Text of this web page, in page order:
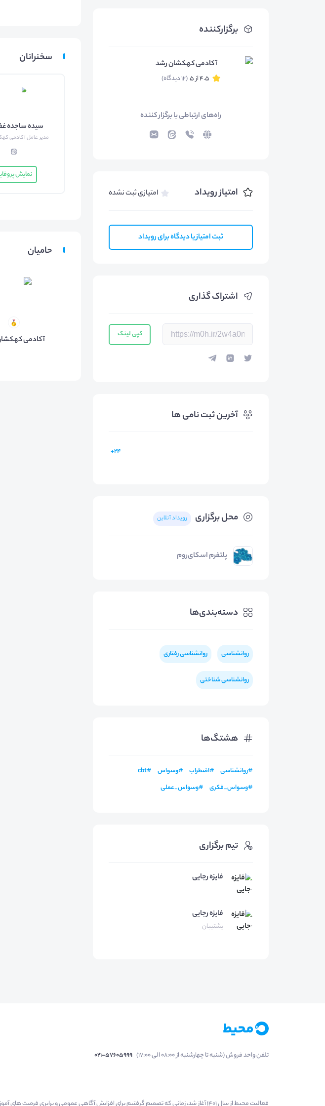
برگزارکننده
آکادمی کهکشان رشد
4.5 از 5 (12 دیدگاه)
راه‌های ارتباطی با برگزار کننده
امتیاز رویداد امتیازی ثبت نشده
ثبت امتیاز یا دیدگاه برای رویداد
اشتراک گذاری
کپی لینک
آخرین ثبت نامی ها
24+
محل برگزاری رویداد آنلاین
پلتفرم اسکای‌روم
دسته‌بندی‌ها
روانشناسی روانشناسی رفتاری
روانشناسی شناختی
هشتگ‌ها
#روانشناسی #اضطراب #وسواس #
cbt
#وسواس_فکری #وسواس_عملی
تیم برگزاری
فایزه رجایی
فایزهرجایی
پشتیبان
سخنرانان
سیده ساجده
مدیر عامل آکادمی
نمایش
حامیان
آکادمی
تلفن واحد فروش (شنبه تا چهارشنبه از 08:00 الی 17:00) 021-57605999
فعالیت محیط از سال 1401 آغاز شد، زمانی که تصمیم گرفتیم برای افزایش آگاهی عمومی و برابری